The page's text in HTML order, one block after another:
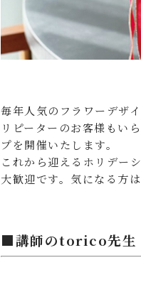
毎年人気のフラワーデザ
リピーターのお客様も
プを開催いたします。
これから迎えるホリデー
大歓迎です。気になる方
■講師のtorico先生